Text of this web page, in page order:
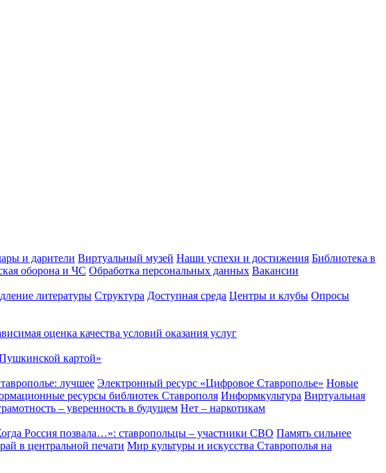
и дарители Виртуальный музей Наши успехи и достижения Библиотека в
оборона и ЧС Обработка персональных данных Вакансии
литературы Структура Доступная среда Центры и клубы Опросы
оценка качества условий оказания услуг
картой»
лучшее Электронный ресурс «Цифровое Ставрополье» Новые
ресурсы библиотек Ставрополя Информкультура Виртуальная
– уверенность в будущем Нет – наркотикам
Россия позвала…»: ставропольцы – участники СВО Память сильнее
в центральной печати Мир культуры и искусства Ставрополья на